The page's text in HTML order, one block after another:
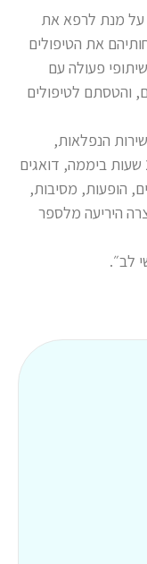
על מנת לרפא את
את הטיפולים
פעולה עם
והטסתם לטיפולים
הנפלאות,
נמצאים לצידם של הילדים והמשפחות 24 שעות ביממה, דואגים
הופעות, מסיבות,
היריעה מלספר
לב״.